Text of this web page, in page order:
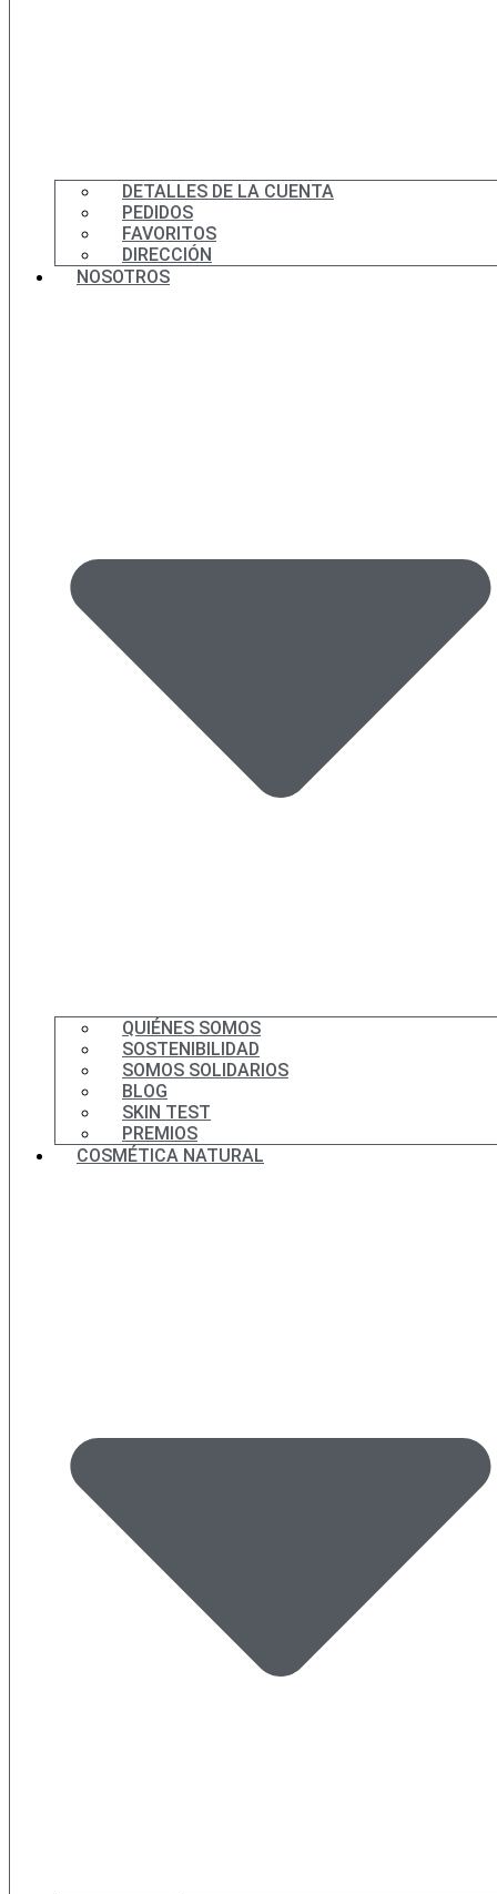
DETALLES DE LA CUENTA
PEDIDOS
FAVORITOS
DIRECCIÓN
NOSOTROS
QUIÉNES SOMOS
SOSTENIBILIDAD
SOMOS SOLIDARIOS
BLOG
SKIN TEST
PREMIOS
COSMÉTICA NATURAL